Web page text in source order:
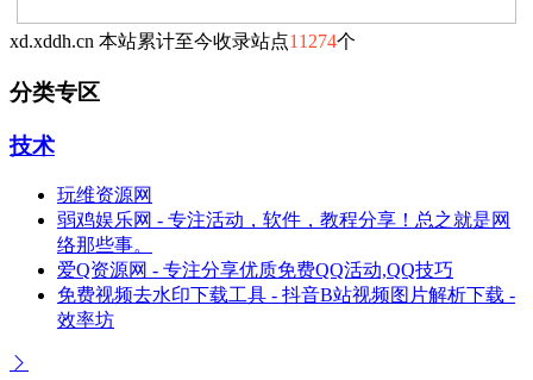
xd.xddh.cn 本站累计至今收录站点11274个
分类专区
技术
玩维资源网
弱鸡娱乐网 - 专注活动，软件，教程分享！总之就是网
络那些事。
爱Q资源网 - 专注分享优质免费QQ活动,QQ技巧
免费视频去水印下载工具 - 抖音B站视频图片解析下载 -
效率坊